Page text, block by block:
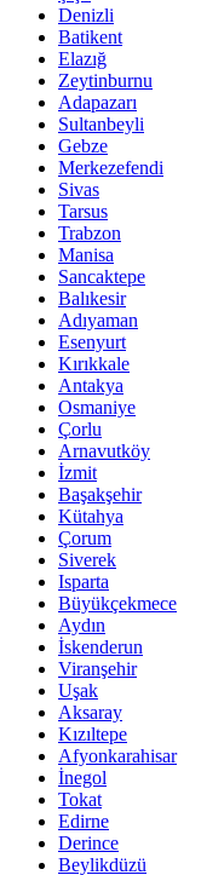
Denizli
Batikent
Elazığ
Zeytinburnu
Adapazarı
Sultanbeyli
Gebze
Merkezefendi
Sivas
Tarsus
Trabzon
Manisa
Sancaktepe
Balıkesir
Adıyaman
Esenyurt
Kırıkkale
Antakya
Osmaniye
Çorlu
Arnavutköy
İzmit
Başakşehir
Kütahya
Çorum
Siverek
Isparta
Büyükçekmece
Aydın
İskenderun
Viranşehir
Uşak
Aksaray
Kızıltepe
Afyonkarahisar
İnegol
Tokat
Edirne
Derince
Beylikdüzü